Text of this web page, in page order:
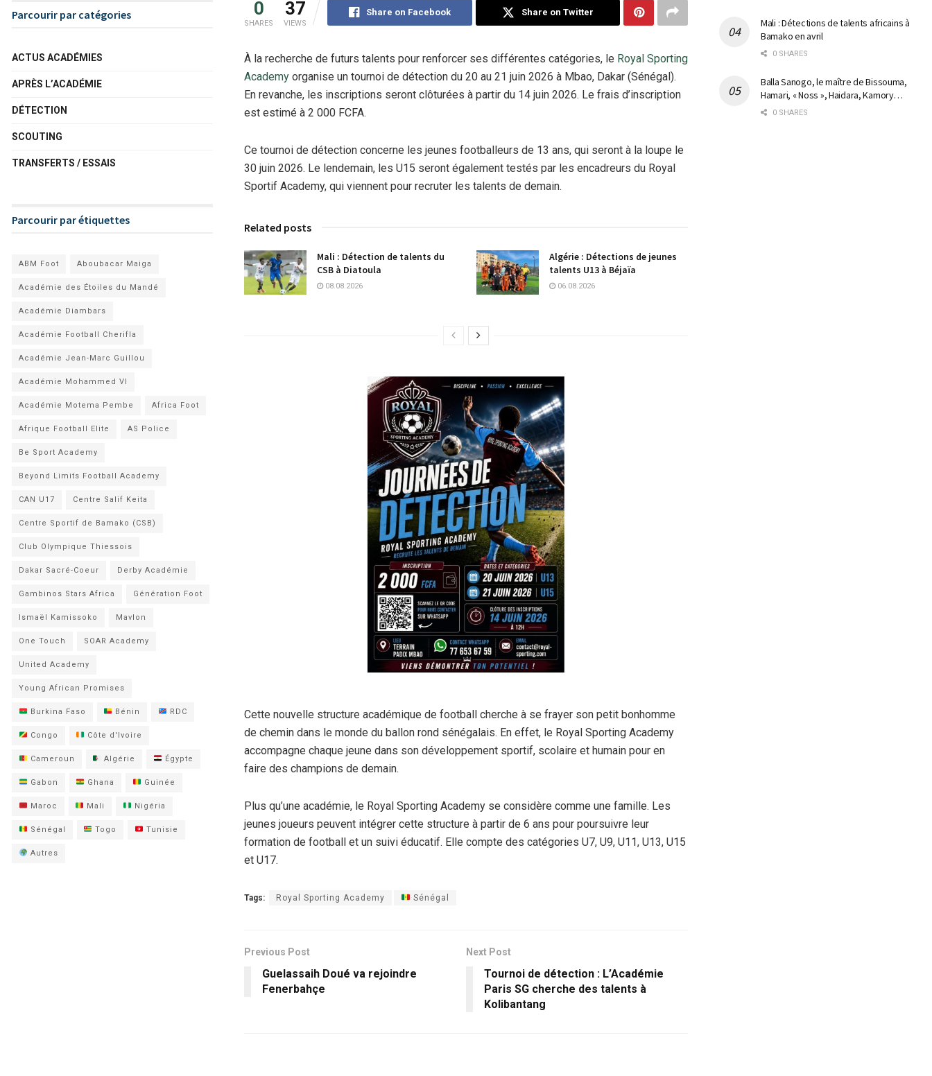
0
SHARES
37
VIEWS
Share on Facebook Share on Twitter
À la recherche de futurs talents pour renforcer ses différentes catégories, le Royal Sporting
Academy organise un tournoi de détection du 20 au 21 juin 2026 à Mbao, Dakar (Sénégal).
En revanche, les inscriptions seront clôturées à partir du 14 juin 2026. Le frais d’inscription
est estimé à 2 000 FCFA.
Ce tournoi de détection concerne les jeunes footballeurs de 13 ans, qui seront à la loupe le
30 juin 2026. Le lendemain, les U15 seront également testés par les encadreurs du Royal
Sportif Academy, qui viennent pour recruter les talents de demain.
Related posts
Mali : Détection de talents du
CSB à Diatoula
08.08.2026
Algérie : Détections de jeunes
talents U13 à Béjaïa
06.08.2026
Cette nouvelle structure académique de football cherche à se frayer son petit bonhomme
de chemin dans le monde du ballon rond sénégalais. En effet, le Royal Sporting Academy
accompagne chaque jeune dans son développement sportif, scolaire et humain pour en
faire des champions de demain.
Plus qu’une académie, le Royal Sporting Academy se considère comme une famille. Les
jeunes joueurs peuvent intégrer cette structure à partir de 6 ans pour poursuivre leur
formation de football et un suivi éducatif. Elle compte des catégories U7, U9, U11, U13, U15
et U17.
Tags: Royal Sporting Academy Sénégal
Previous Post
Guelassaih Doué va rejoindre
Fenerbahçe
Next Post
Tournoi de détection : L’Académie
Paris SG cherche des talents à
Kolibantang
Parcourir par catégories
ACTUS ACADÉMIES
APRÈS L’ACADÉMIE
DÉTECTION
SCOUTING
TRANSFERTS / ESSAIS
Parcourir par étiquettes
ABM Foot Aboubacar Maiga
Académie des Étoiles du Mandé
Académie Diambars
Académie Football Cherifla
Académie Jean-Marc Guillou
Académie Mohammed VI
Académie Motema Pembe Africa Foot
Afrique Football Elite AS Police
Be Sport Academy
Beyond Limits Football Academy
CAN U17 Centre Salif Keita
Centre Sportif de Bamako (CSB)
Club Olympique Thiessois
Dakar Sacré-Coeur Derby Académie
Gambinos Stars Africa Génération Foot
Ismaël Kamissoko Mavlon
One Touch SOAR Academy
United Academy
Young African Promises
Burkina Faso Bénin RDC
Congo Côte d'Ivoire
Cameroun Algérie Égypte
Gabon Ghana Guinée
Maroc Mali Nigéria
Sénégal Togo Tunisie
Autres
Mali : Détections de talents africains à
Bamako en avril
0 SHARES
Balla Sanogo, le maître de Bissouma,
Hamari, « Noss », Haidara, Kamory…
0 SHARES